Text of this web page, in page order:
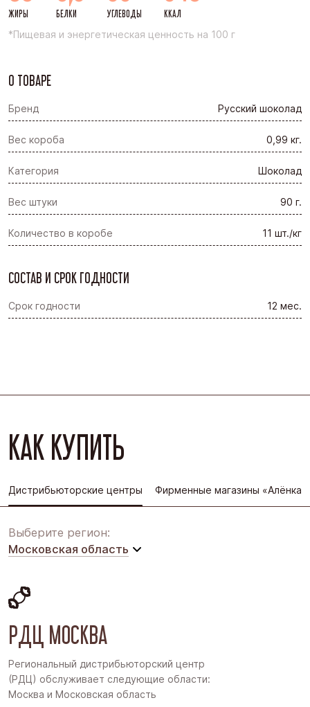
ЖИРЫ БЕЛКИ УГЛЕВОДЫ
ККАЛ
*Пищевая и энергетическая ценность на 100 г
О ТОВАРЕ
Бренд Русский шоколад
Вес короба 0,99 кг.
Категория Шоколад
Вес штуки 90 г.
Количество в коробе 11 шт./кг
СОСТАВ И СРОК ГОДНОСТИ
Срок годности 12 мес.
КАК КУПИТЬ
Дистрибьюторские центры Фирменные магазины «Алёнка»
Выберите регион:
Московская область
Восточная Сибирь
Дальний Восток
Поволжье
РДЦ МОСКВА
Региональный дистрибьюторский центр
(РДЦ) обслуживает следующие области:
Москва и Московская область